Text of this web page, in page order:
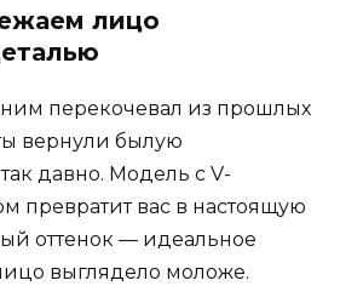
лицо
перекочевал из прошлых
вернули былую
давно. Модель с V-
превратит вас в настоящую
оттенок — идеальное
выглядело моложе.